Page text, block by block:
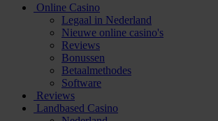
Online Casino
Legaal in Nederland
Nieuwe online casino's
Reviews
Bonussen
Betaalmethodes
Software
Reviews
Landbased Casino